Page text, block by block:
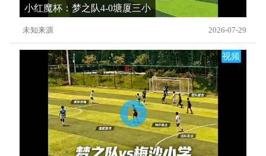
小红魔杯：梦之队4-0塘厦三小
未知来源 2026-07-29
视频